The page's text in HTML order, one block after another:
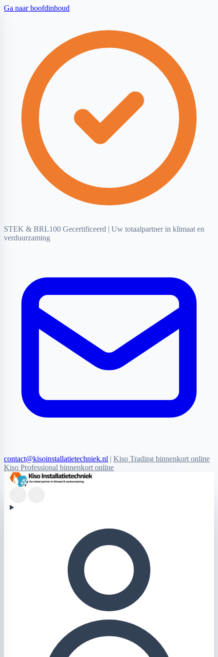
Ga naar hoofdinhoud
STEK & BRL100 Gecertificeerd | Uw totaalpartner in klimaat en
verduurzaming
contact@kisoinstallatietechniek.nl | Kiso Trading binnenkort online
Kiso Professional binnenkort online